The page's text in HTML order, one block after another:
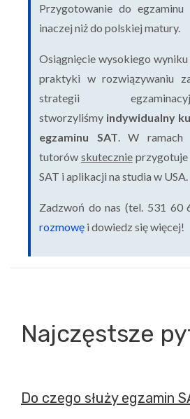
Przygotowanie do egzaminu
inaczej niż do polskiej matury.
Osiągnięcie wysokiego
praktyki w rozwiązywaniu
strategii
stworzyliśmy indywidualny
egzaminu SAT . W ramach
tutorów skutecznieprzygotuje
SAT i aplikacji na studia w USA.
Zadzwoń do nas (tel. 531 60
rozmowę i dowiedz się więcej!
Najczęstsze
Do czego służy egzamin